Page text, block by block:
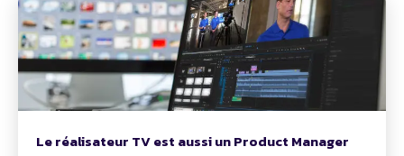
Le réalisateur TV est aussi un Product Manager